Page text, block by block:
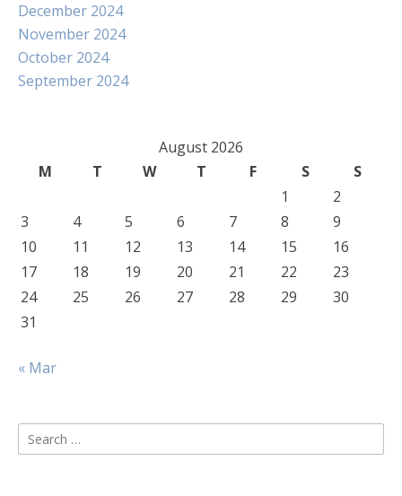
December 2024
November 2024
October 2024
September 2024
August 2026
M
T W T F S
S
1
2
3
4 5 6 7 8
9
10
11 12 13 14 15
16
17
18 19 20 21 22
23
24
25 26 27 28 29
30
31
« Mar
Search
for: